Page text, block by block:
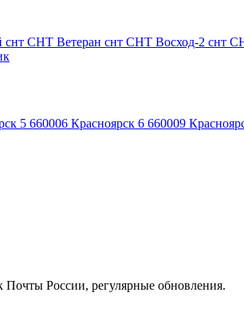
снт СНТ Ветеран снт СНТ Восход-2 снт
5 660006 Красноярск 6 660009
России, регулярные обновления.